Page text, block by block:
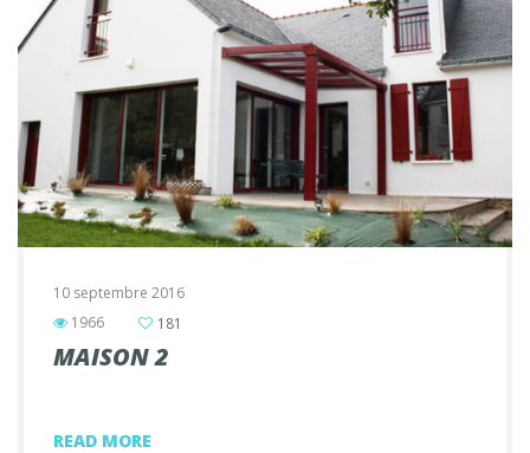
10 septembre 2016
1966
181
MAISON 2
READ MORE